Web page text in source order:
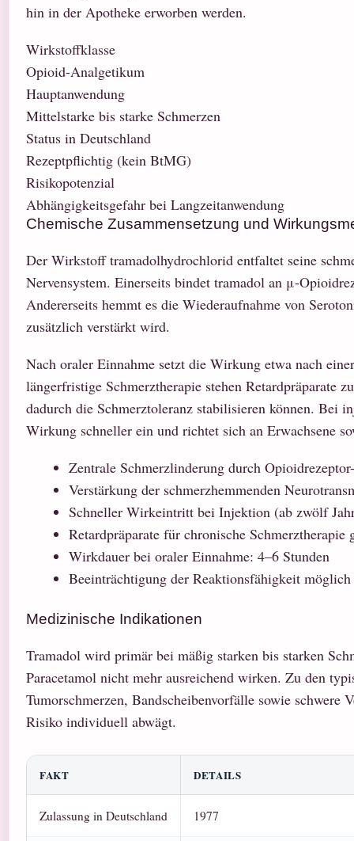
hin in der Apotheke erworben werden.
Wirkstoffklasse
Opioid-Analgetikum
Hauptanwendung
Mittelstarke bis starke Schmerzen
Status in Deutschland
Rezeptpflichtig (kein BtMG)
Risikopotenzial
Abhängigkeitsgefahr bei Langzeitanwendung
Chemische Zusammensetzung und
Der Wirkstoff tramadolhydrochlorid entfaltet seine
Nervensystem. Einerseits bindet tramadol an μ-
Andererseits hemmt es die Wiederaufnahme von
zusätzlich verstärkt wird.
Nach oraler Einnahme setzt die Wirkung etwa nach
längerfristige Schmerztherapie stehen Retardpräparate
dadurch die Schmerztoleranz stabilisieren können.
Wirkung schneller ein und richtet sich an Erwachsene
Zentrale Schmerzlinderung durch
Verstärkung der schmerzhemmenden
Schneller Wirkeintritt bei Injektion (ab zwölf
Retardpräparate für chronische Schmerztherapie
Wirkdauer bei oraler Einnahme: 4–6 Stunden
Beeinträchtigung der Reaktionsfähigkeit möglich
Medizinische Indikationen
Tramadol wird primär bei mäßig starken bis starken
Paracetamol nicht mehr ausreichend wirken. Zu den
Tumorschmerzen, Bandscheibenvorfälle sowie
Risiko individuell abwägt.
FAKT DETAILS
Zulassung in Deutschland 1977